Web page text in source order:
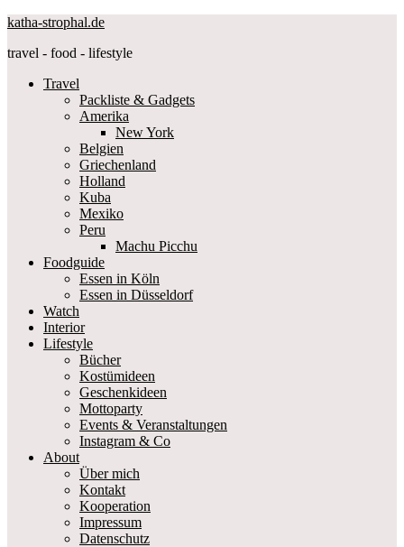
katha-strophal.de
travel - food - lifestyle
Travel
Packliste & Gadgets
Amerika
New York
Belgien
Griechenland
Holland
Kuba
Mexiko
Peru
Machu Picchu
Foodguide
Essen in Köln
Essen in Düsseldorf
Watch
Interior
Lifestyle
Bücher
Kostümideen
Geschenkideen
Mottoparty
Events & Veranstaltungen
Instagram & Co
About
Über mich
Kontakt
Kooperation
Impressum
Datenschutz